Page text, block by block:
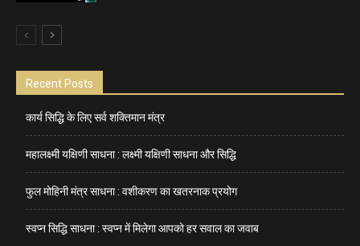
Recent Posts
कार्य सिद्धि के लिए सर्व शक्तिमान मंत्र
महालक्ष्मी यक्षिणी साधना : लक्ष्मी यक्षिणी साधना और सिद्धि
फुल मोहिनी मंत्र साधना : वशीकरण का खतरनाक प्रयोग
स्वप्न सिद्धि साधना : स्वप्न में मिलेगा आपको हर सवाल का जवाब